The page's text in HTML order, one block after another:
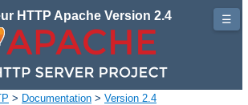
HTTP Apache Version 2.4
> Documentation > Version 2.4
☰